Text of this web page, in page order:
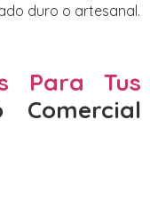
duro o artesanal.
Para Tus